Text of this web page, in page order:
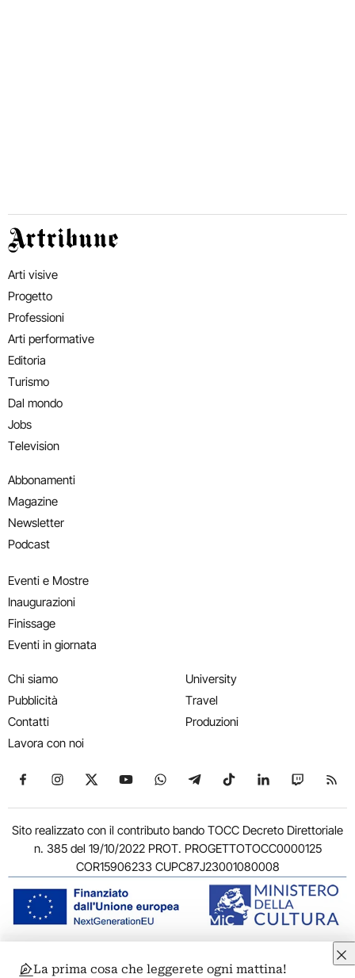
Artribune
Arti visive
Progetto
Professioni
Arti performative
Editoria
Turismo
Dal mondo
Jobs
Television
Abbonamenti
Magazine
Newsletter
Podcast
Eventi e Mostre
Inaugurazioni
Finissage
Eventi in giornata
Chi siamo
Pubblicità
Contatti
Lavora con noi
University
Travel
Produzioni
Seguici su Facebook
Seguici su Instagram
Seguici su X
Seguici su YouTube
Seguici su WhatsApp
Seguici su Telegram
Seguici su TikTok
Seguici su
Seguici
Sito realizzato con il contributo bando TOCC Decreto Direttoriale
n. 385 del 19/10/2022 PROT. PROGETTOTOCC0000125
COR15906233 CUPC87J23001080008
© 2011-2026 ARTRIBUNE srl – Corso Vittorio Emanuele II, 287 –
La prima cosa che leggerete ogni mattina!